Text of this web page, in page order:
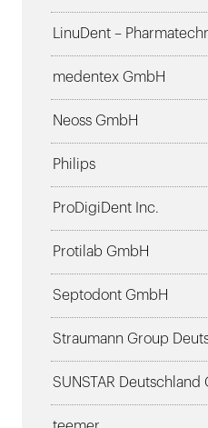
LinuDent –
medentex GmbH
Neoss GmbH
Philips
ProDigiDent Inc.
Protilab GmbH
Septodont GmbH
Straumann Group
SUNSTAR Deutschland